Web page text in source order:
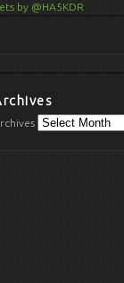
by @HA5KDR